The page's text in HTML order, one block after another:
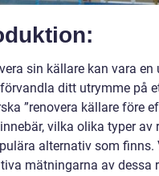
sin källare kan vara
ditt utrymme på
”renovera källare före
vilka olika typer
alternativ som
mätningarna av dessa